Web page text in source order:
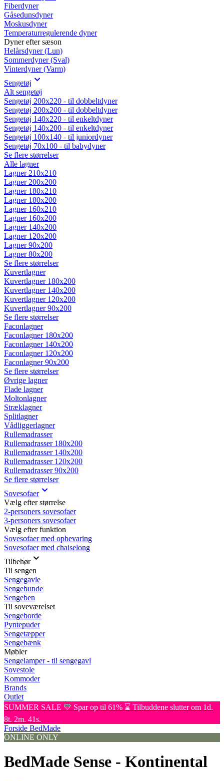
Fiberdyner
Gåsedunsdyner
Moskusdyner
Temperaturregulerende dyner
Dyner efter sæson
Helårsdyner (Lun)
Sommerdyner (Sval)
Vinterdyner (Varm)
Sengetøj
Alt sengetøj
Sengetøj 200x220 - til dobbeltdyner
Sengetøj 200x200 - til dobbeltdyner
Sengetøj 140x220 - til enkeltdyner
Sengetøj 140x200 - til enkeltdyner
Sengetøj 100x140 - til juniordyner
Sengetøj 70x100 - til babydyner
Se flere størrelser
Alle lagner
Lagner 210x210
Lagner 200x200
Lagner 180x210
Lagner 180x200
Lagner 160x210
Lagner 160x200
Lagner 140x200
Lagner 120x200
Lagner 90x200
Lagner 80x200
Se flere størrelser
Kuvertlagner
Kuvertlagner 180x200
Kuvertlagner 140x200
Kuvertlagner 120x200
Kuvertlagner 90x200
Se flere størrelser
Faconlagner
Faconlagner 180x200
Faconlagner 140x200
Faconlagner 120x200
Faconlagner 90x200
Se flere størrelser
Øvrige lagner
Flade lagner
Moltonlagner
Stræklagner
Splitlagner
Vådliggerlagner
Rullemadrasser
Rullemadrasser 180x200
Rullemadrasser 140x200
Rullemadrasser 120x200
Rullemadrasser 90x200
Se flere størrelser
Sovesofaer
Vælg efter størrelse
2-personers sovesofaer
3-personers sovesofaer
Vælg efter funktion
Sovesofaer med opbevaring
Sovesofaer med chaiselong
Tilbehør
Til sengen
Sengegavle
Sengebunde
Sengeben
Til soveværelset
Sengeborde
Pyntepuder
Sengetæpper
Sengebænk
Møbler
Sengelamper - til sengegavl
Sovestole
Kommoder
Brands
Outlet
SUMMER SALE 💛 Spar op til 61% ⌛ Tilbuddene slutter om 1d.
8t. 2m. 41s.
Forside BedMade
ONLINE ONLY
BedMade Sense - Kontinental